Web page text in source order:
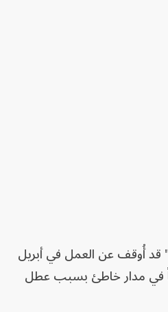
قد أُوقف عن العمل في أبريل
في مدار خاطئ بسبب عطل